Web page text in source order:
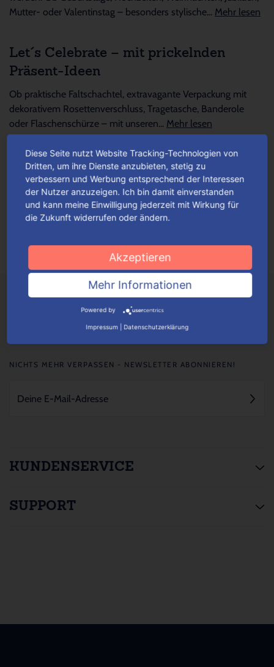
Mutter- oder Valentinstag – besonders stylische... Mehr lesen
Let´s Celebrate – mit prickelnden
Präsent-Ideen
Ob praktische Faltschachtel, extravagante Verpackung mit
dekorativem Rosettenverschluss, Tragetasche, Banderole
oder Flaschenschürze – mit unseren... Mehr lesen
Happy Birthday – mit dem besonders
persönlichen Touch
Verleihe deinem Geschenk mit unseren Verpackungslösungen
die besonders persönliche Note. Unsere Verpackungen kannst
KUNDENSERVICE
SUPPORT
NICHTS MEHR VERPASSEN - NEWSLETTER ABONNIEREN!
Diese Seite nutzt Website Tracking-Technologien von
Dritten, um ihre Dienste anzubieten, stetig zu
verbessern und Werbung entsprechend der Interessen
der Nutzer anzuzeigen. Ich bin damit einverstanden
und kann meine Einwilligung jederzeit mit Wirkung für
die Zukunft widerrufen oder ändern.
Akzeptieren
Mehr Informationen
Powered by
Impressum Datenschutzerklärung